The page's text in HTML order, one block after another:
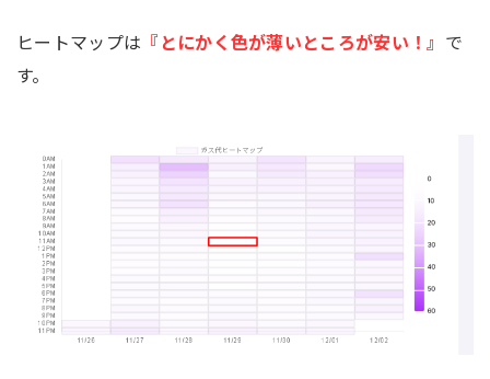
ヒートマップは 『とにかく色が薄いところが安い！』 で
す。